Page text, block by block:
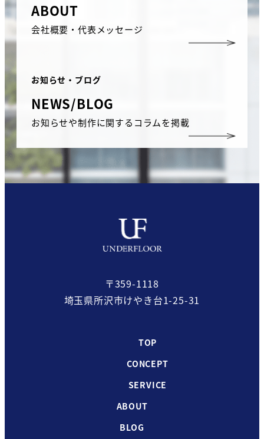
ABOUT
会社概要・代表メッセージ
お知らせ・ブログ
NEWS/BLOG
お知らせや制作に関するコラムを掲載
〒359-1118
埼玉県所沢市けやき台1-25-31
TOP
CONCEPT
SERVICE
ABOUT
BLOG